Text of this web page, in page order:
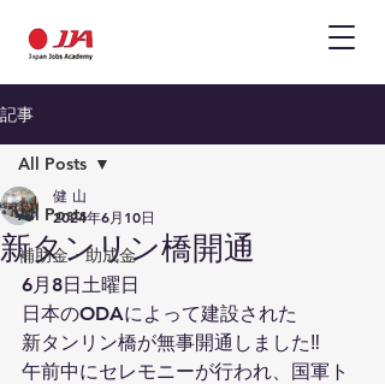
記事
All Posts
補助金・助成金
All Posts
新タンリン橋開通
健 山
2024年6月10日
6月8日土曜日
日本のODAによって建設された
新タンリン橋が無事開通しました‼️
午前中にセレモニーが行われ、国軍ト